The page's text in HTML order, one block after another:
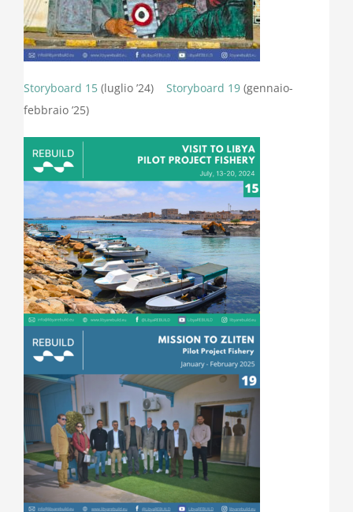
Storyboard 15(luglio ’24) Storyboard 19(gennaio-
febbraio ’25)